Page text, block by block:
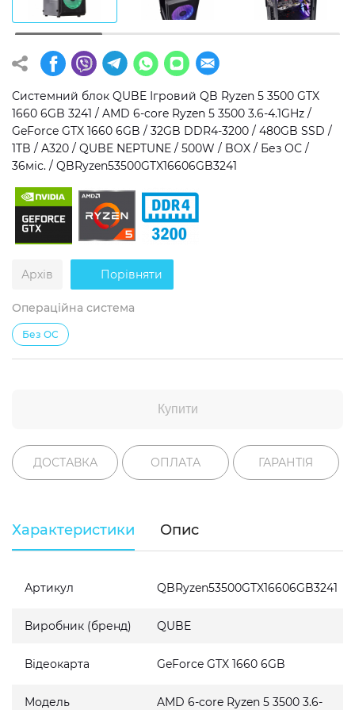
Операційна система
Windows 11 Home
Windows 11 Pro
Без ОС
Тип накопичувача
SSD
HDD
SSD + HDD
Додатково
RGB-підсвічування
Розблокований множник CPU
Надшвидкий M.2 SSD NVME
Системний блок QUBE Ігровий QB Ryzen 5 3500 GTX
1660 6GB 3241 / AMD 6-core Ryzen 5 3500 3.6-4.1GHz /
GeForce GTX 1660 6GB / 32GB DDR4-3200 / 480GB SSD /
1TB / A320 / QUBE NEPTUNE / 500W / BOX / Без ОС /
36міс. / QBRyzen53500GTX16606GB3241
Архів Порівняти
Операційна система
Без ОС
Купити
ДОСТАВКА ОПЛАТА ГАРАНТІЯ
Характеристики Опис
Артикул QBRyzen53500GTX16606GB3241
Виробник (бренд) QUBE
Відеокарта GeForce GTX 1660 6GB
Модель
AMD 6-core Ryzen 5 3500 3.6-